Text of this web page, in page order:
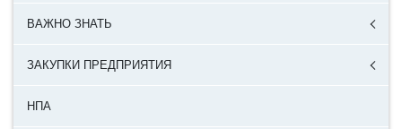
ВАЖНО ЗНАТЬ
ЗАКУПКИ ПРЕДПРИЯТИЯ
НПА